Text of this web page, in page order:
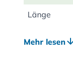
Länge
Mehr lesen